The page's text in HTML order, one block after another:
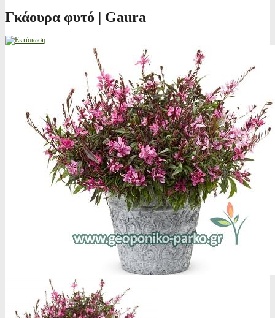
Γκάουρα φυτό | Gaura